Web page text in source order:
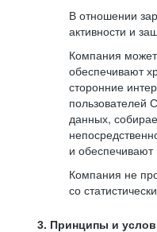
В отношении
активности и
Компания может
обеспечивают
сторонние
пользователей
данных,
и обеспечивают
Компания не
со
3. Принципы и